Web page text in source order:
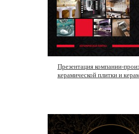
Презентация компании-
керамической плитки и